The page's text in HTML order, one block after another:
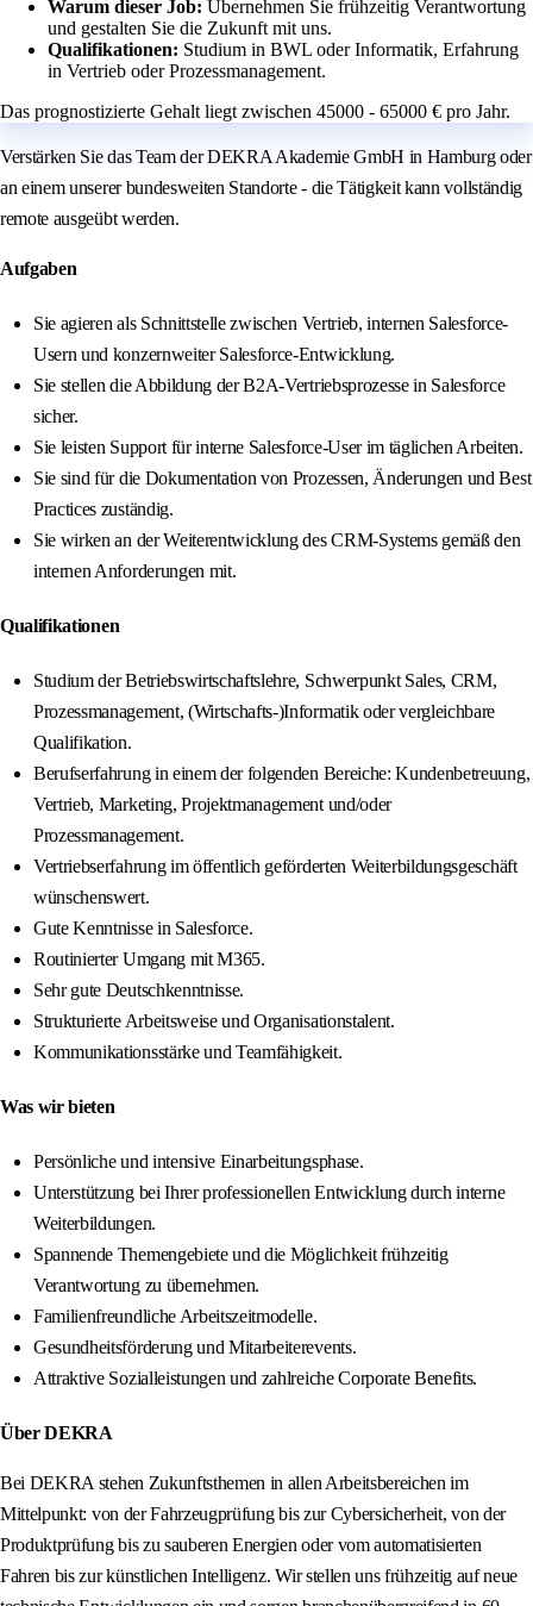
Warum dieser Job: Übernehmen Sie frühzeitig Verantwortung
und gestalten Sie die Zukunft mit uns.
Qualifikationen: Studium in BWL oder Informatik, Erfahrung
in Vertrieb oder Prozessmanagement.
Das prognostizierte Gehalt liegt zwischen 45000 - 65000 € pro Jahr.
Verstärken Sie das Team der DEKRA Akademie GmbH in Hamburg oder
an einem unserer bundesweiten Standorte - die Tätigkeit kann vollständig
remote ausgeübt werden.
Aufgaben
Sie agieren als Schnittstelle zwischen Vertrieb, internen Salesforce-
Usern und konzernweiter Salesforce-Entwicklung.
Sie stellen die Abbildung der B2A-Vertriebsprozesse in Salesforce
sicher.
Sie leisten Support für interne Salesforce-User im täglichen Arbeiten.
Sie sind für die Dokumentation von Prozessen, Änderungen und Best
Practices zuständig.
Sie wirken an der Weiterentwicklung des CRM-Systems gemäß den
internen Anforderungen mit.
Qualifikationen
Studium der Betriebswirtschaftslehre, Schwerpunkt Sales, CRM,
Prozessmanagement, (Wirtschafts-)Informatik oder vergleichbare
Qualifikation.
Berufserfahrung in einem der folgenden Bereiche: Kundenbetreuung,
Vertrieb, Marketing, Projektmanagement und/oder
Prozessmanagement.
Vertriebserfahrung im öffentlich geförderten Weiterbildungsgeschäft
wünschenswert.
Gute Kenntnisse in Salesforce.
Routinierter Umgang mit M365.
Sehr gute Deutschkenntnisse.
Strukturierte Arbeitsweise und Organisationstalent.
Kommunikationsstärke und Teamfähigkeit.
Was wir bieten
Persönliche und intensive Einarbeitungsphase.
Unterstützung bei Ihrer professionellen Entwicklung durch interne
Weiterbildungen.
Spannende Themengebiete und die Möglichkeit frühzeitig
Verantwortung zu übernehmen.
Familienfreundliche Arbeitszeitmodelle.
Gesundheitsförderung und Mitarbeiterevents.
Attraktive Sozialleistungen und zahlreiche Corporate Benefits.
Über DEKRA
Bei DEKRA stehen Zukunftsthemen in allen Arbeitsbereichen im
Mittelpunkt: von der Fahrzeugprüfung bis zur Cybersicherheit, von der
Produktprüfung bis zu sauberen Energien oder vom automatisierten
Fahren bis zur künstlichen Intelligenz. Wir stellen uns frühzeitig auf neue